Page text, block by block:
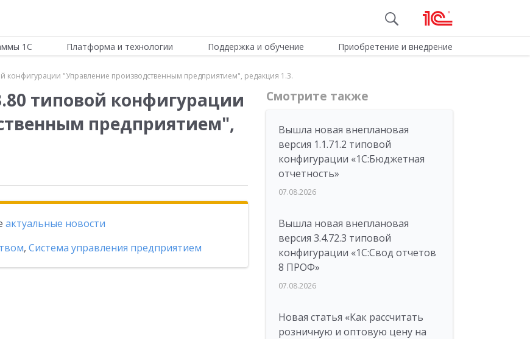
1С Платформа и технологии Поддержка и обучение Приобретение и внедрение
конфигурации "Управление производственным предприятием", редакция 1.3.
типовой конфигурации
предприятием",
актуальные новости
, Система управления предприятием
Смотрите также
Вышла новая внеплановая
версия 1.1.71.2 типовой
конфигурации «1C:Бюджетная
отчетность»
07.08.2026
Вышла новая внеплановая
версия 3.4.72.3 типовой
конфигурации «1C:Свод отчетов
8 ПРОФ»
07.08.2026
Новая статья «Как рассчитать
розничную и оптовую цену на